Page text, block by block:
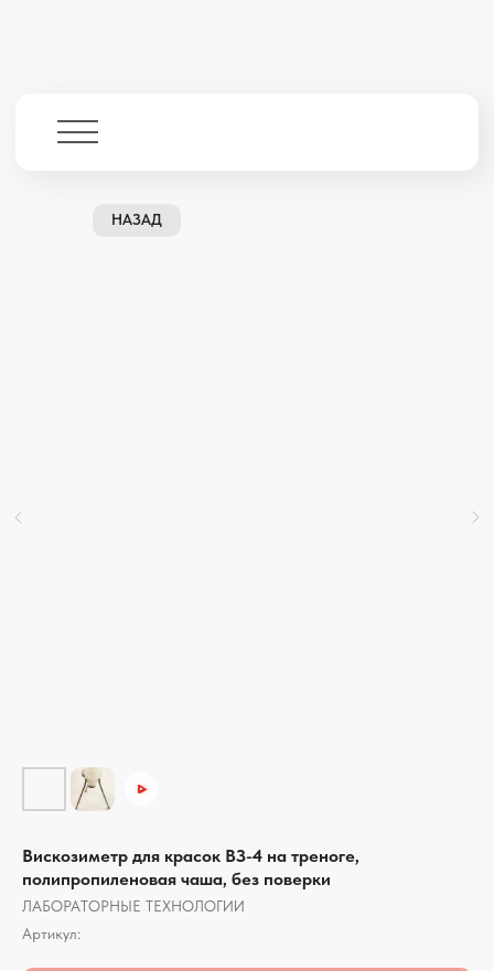
НАЗАД
Вискозиметр для красок ВЗ-4 на треноге,
полипропиленовая чаша, без поверки
ЛАБОРАТОРНЫЕ ТЕХНОЛОГИИ
Артикул: